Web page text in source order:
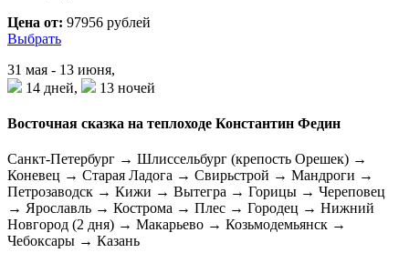
Цена от: 97956 рублей
Выбрать
31 мая - 13 июня,
14 дней,
13 ночей
Восточная сказка на теплоходе Константин Федин
Санкт-Петербург → Шлиссельбург (крепость Орешек) →
Коневец → Старая Ладога → Свирьстрой → Мандроги →
Петрозаводск → Кижи → Вытегра → Горицы → Череповец
→ Ярославль → Кострома → Плес → Городец → Нижний
Новгород (2 дня) → Макарьево → Козьмодемьянск →
Чебоксары → Казань